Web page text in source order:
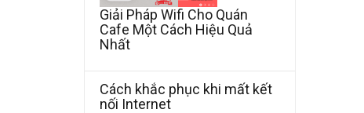
Giải Pháp Wifi Cho Quán
Cafe Một Cách Hiệu Quả
Nhất
Cách khắc phục khi mất kết
nối Internet